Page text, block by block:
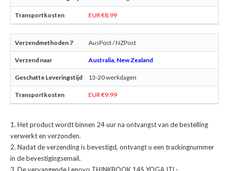
EUR €8.99
AusPost / NZPost
Australia, New Zealand
13-20 werkdagen
EUR €9.99
Het product wordt binnen 24 uur na ontvangst van de bestelling
verwerkt en verzonden.
Nadat de verzending is bevestigd, ontvangt u een trackingnummer
in de bevestigingsemail.